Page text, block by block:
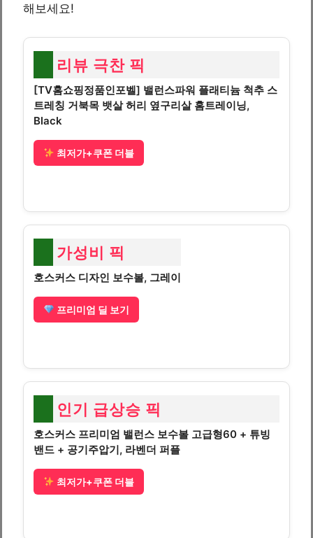
해보세요!
리뷰 극찬 픽
[TV홈쇼핑정품인포벨] 밸런스파워 플래티늄 척추 스
트레칭 거북목 뱃살 허리 옆구리살 홈트레이닝,
Black
최저가+쿠폰 더블
가성비 픽
호스커스 디자인 보수볼, 그레이
프리미엄 딜 보기
인기 급상승 픽
호스커스 프리미엄 밸런스 보수볼 고급형60 + 튜빙
밴드 + 공기주압기, 라벤더 퍼플
최저가+쿠폰 더블